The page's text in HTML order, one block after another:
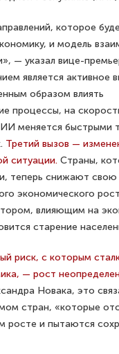
которое
и модель
— указал вице-
является активное
образом влиять
процессы, на
меняется быстрыми
Третий вызов —
ситуации. Страны,
теперь снижают свою
экономического
влияющим на
старение
риск, с которым
— рост
Новака, это
стран, «которые
росте и пытаются